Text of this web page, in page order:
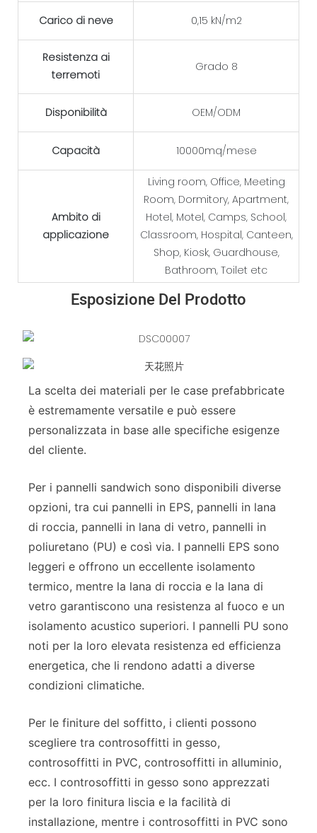
Carico di neve 0,15 kN/m2
Resistenza ai
terremoti
Grado 8
Disponibilità OEM/ODM
Capacità 10000mq/mese
Ambito di
applicazione
Living room, Office, Meeting
Room, Dormitory, Apartment,
Hotel, Motel, Camps, School,
Classroom, Hospital, Canteen,
Shop, Kiosk, Guardhouse,
Bathroom, Toilet etc
Esposizione Del Prodotto
La scelta dei materiali per le case prefabbricate
è estremamente versatile e può essere
personalizzata in base alle specifiche esigenze
del cliente.
Per i pannelli sandwich sono disponibili diverse
opzioni, tra cui pannelli in EPS, pannelli in lana
di roccia, pannelli in lana di vetro, pannelli in
poliuretano (PU) e così via. I pannelli EPS sono
leggeri e offrono un eccellente isolamento
termico, mentre la lana di roccia e la lana di
vetro garantiscono una resistenza al fuoco e un
isolamento acustico superiori. I pannelli PU sono
noti per la loro elevata resistenza ed efficienza
energetica, che li rendono adatti a diverse
condizioni climatiche.
Per le finiture del soffitto, i clienti possono
scegliere tra controsoffitti in gesso,
controsoffitti in PVC, controsoffitti in alluminio,
ecc. I controsoffitti in gesso sono apprezzati
per la loro finitura liscia e la facilità di
installazione, mentre i controsoffitti in PVC sono